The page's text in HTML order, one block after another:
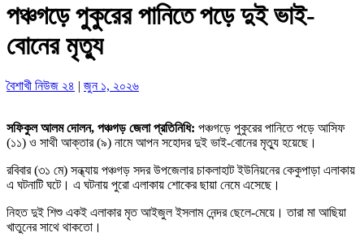
পঞ্চগড়ে পুকুরের পানিতে পড়ে দুই ভাই-
বোনের মৃত্যু
বৈশাখী নিউজ ২৪ | জুন ১, ২০২৬
সফিকুল আলম দোলন, পঞ্চগড় জেলা প্রতিনিধি: পঞ্চগড়ে পুকুরের পানিতে পড়ে আসিফ
(১১) ও সাথী আক্তার (৯) নামে আপন সহোদর দুই ভাই-বোনের মৃত্যু হয়েছে।
রবিবার (৩১ মে) সন্ধ্যায় পঞ্চগড় সদর উপজেলার চাকলাহাট ইউনিয়নের কেকুপাড়া এলাকায়
এ ঘটনাটি ঘটে। এ ঘটনায় পুরো এলাকায় শোকের ছায়া নেমে এসেছে।
নিহত দুই শিশু একই এলাকার মৃত আইজুল ইসলাম নেন্দর ছেলে-মেয়ে। তারা মা আছিয়া
খাতুনের সাথে থাকতো।